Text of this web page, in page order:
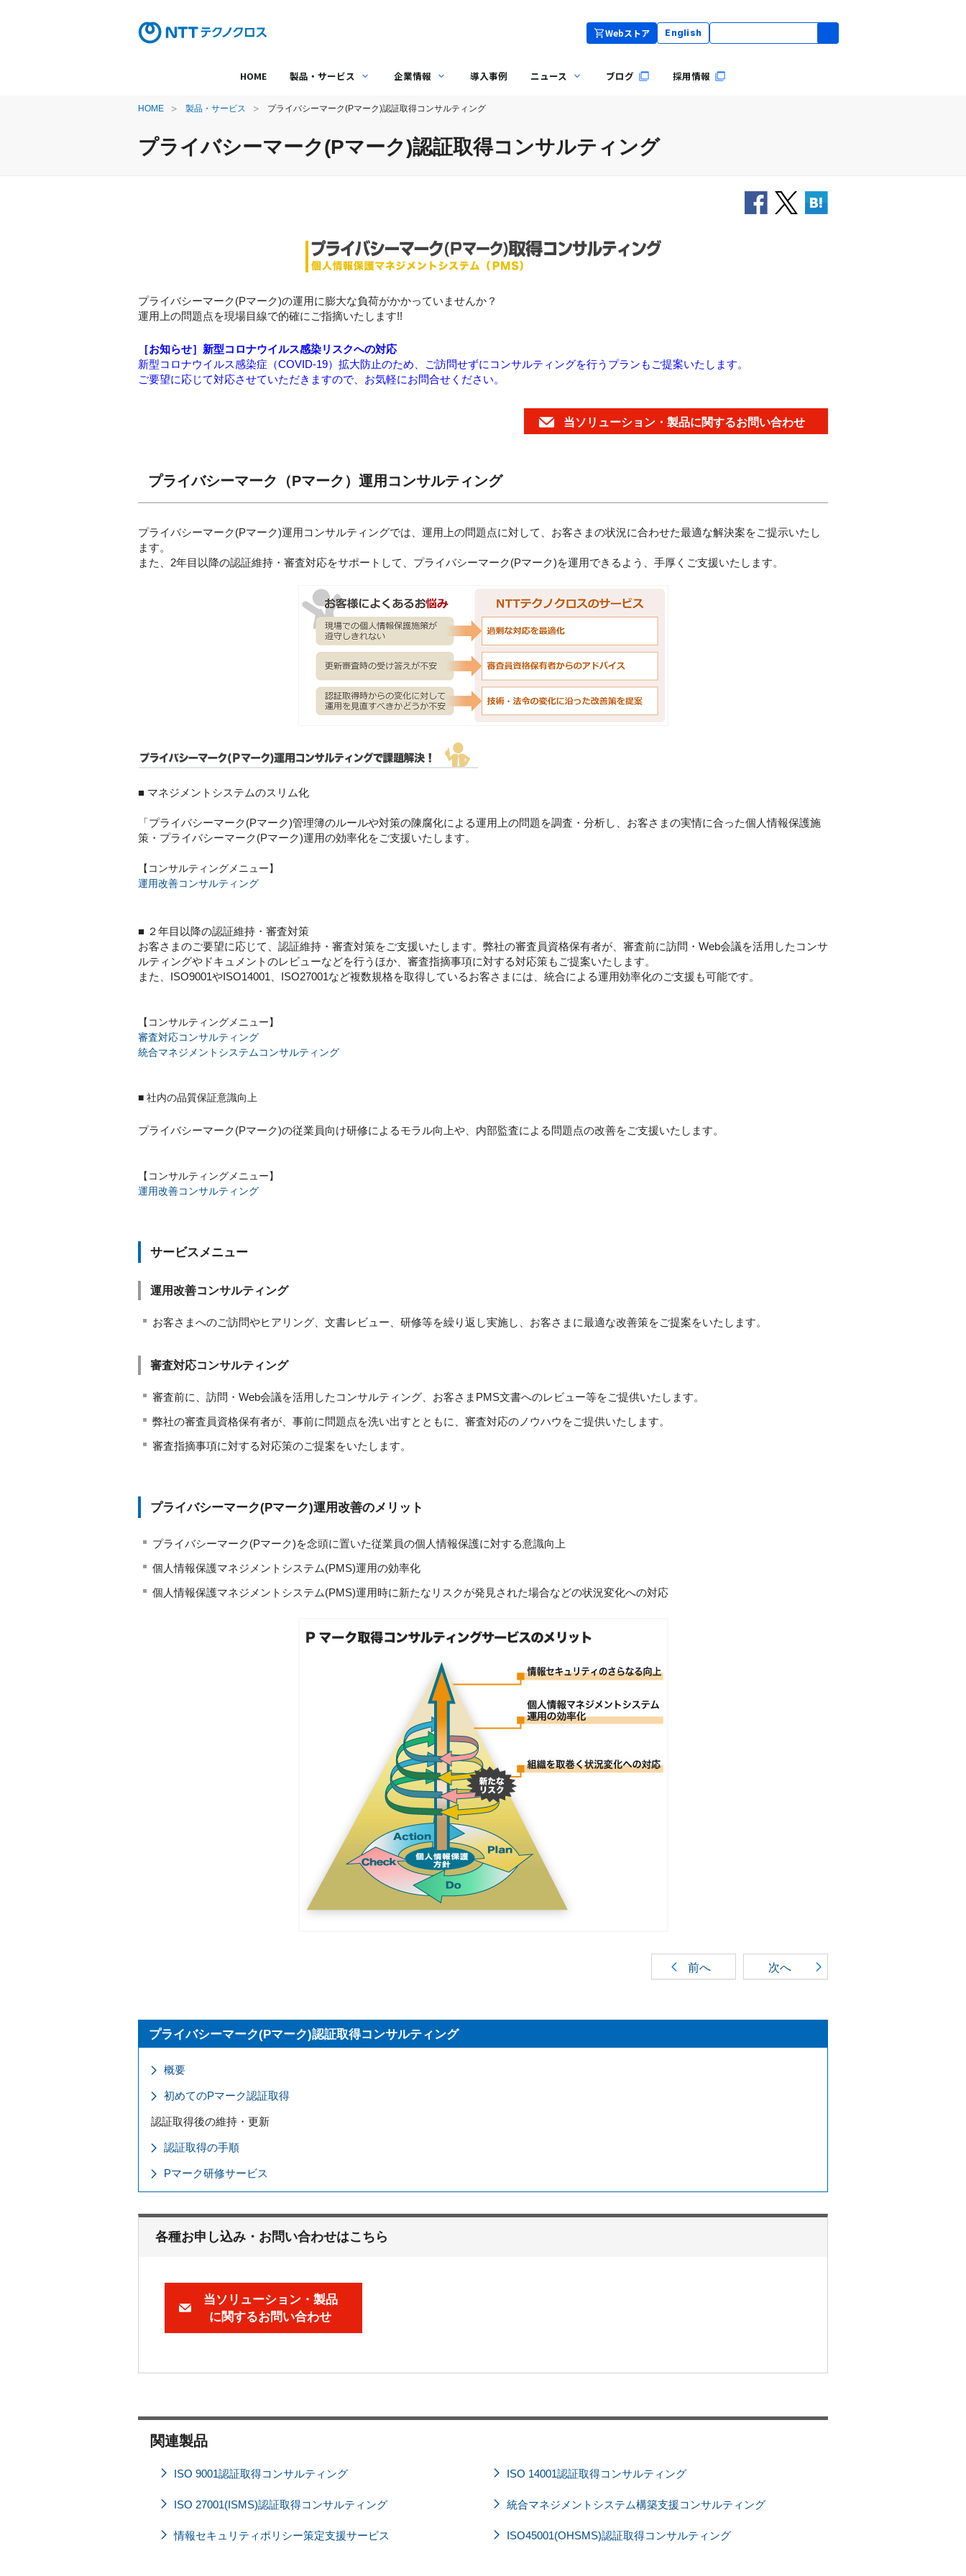
Webストア English
HOME 製品・サービス 企業情報 導入事例 ニュース ブログ 採用情報
HOME 製品・サービス プライバシーマーク(Pマーク)認証取得コンサルティング
プライバシーマーク(Pマーク)認証取得コンサルティング
プライバシーマーク(Pマーク)の運用に膨大な負荷がかかっていませんか？
運用上の問題点を現場目線で的確にご指摘いたします!!
［お知らせ］新型コロナウイルス感染リスクへの対応
新型コロナウイルス感染症（COVID-19）拡大防止のため、ご訪問せずにコンサルティングを行うプランもご提案いたします。
ご要望に応じて対応させていただきますので、お気軽にお問合せください。
当ソリューション・製品に関するお問い合わせ
プライバシーマーク（Pマーク）運用コンサルティング
プライバシーマーク(Pマーク)運用コンサルティングでは、運用上の問題点に対して、お客さまの状況に合わせた最適な解決案をご提示いたし
ます。
また、2年目以降の認証維持・審査対応をサポートして、プライバシーマーク(Pマーク)を運用できるよう、手厚くご支援いたします。
■ マネジメントシステムのスリム化
「プライバシーマーク(Pマーク)管理簿のルールや対策の陳腐化による運用上の問題を調査・分析し、お客さまの実情に合った個人情報保護施
策・プライバシーマーク(Pマーク)運用の効率化をご支援いたします。
【コンサルティングメニュー】
運用改善コンサルティング
■ ２年目以降の認証維持・審査対策
お客さまのご要望に応じて、認証維持・審査対策をご支援いたします。弊社の審査員資格保有者が、審査前に訪問・Web会議を活用したコンサ
ルティングやドキュメントのレビューなどを行うほか、審査指摘事項に対する対応策もご提案いたします。
また、ISO9001やISO14001、ISO27001など複数規格を取得しているお客さまには、統合による運用効率化のご支援も可能です。
【コンサルティングメニュー】
審査対応コンサルティング
統合マネジメントシステムコンサルティング
■ 社内の品質保証意識向上
プライバシーマーク(Pマーク)の従業員向け研修によるモラル向上や、内部監査による問題点の改善をご支援いたします。
【コンサルティングメニュー】
運用改善コンサルティング
サービスメニュー
運用改善コンサルティング
お客さまへのご訪問やヒアリング、文書レビュー、研修等を繰り返し実施し、お客さまに最適な改善策をご提案をいたします。
審査対応コンサルティング
審査前に、訪問・Web会議を活用したコンサルティング、お客さまPMS文書へのレビュー等をご提供いたします。
弊社の審査員資格保有者が、事前に問題点を洗い出すとともに、審査対応のノウハウをご提供いたします。
審査指摘事項に対する対応策のご提案をいたします。
プライバシーマーク(Pマーク)運用改善のメリット
プライバシーマーク(Pマーク)を念頭に置いた従業員の個人情報保護に対する意識向上
個人情報保護マネジメントシステム(PMS)運用の効率化
個人情報保護マネジメントシステム(PMS)運用時に新たなリスクが発見された場合などの状況変化への対応
前へ 次へ
プライバシーマーク(Pマーク)認証取得コンサルティング
概要
初めてのPマーク認証取得
認証取得後の維持・更新
認証取得の手順
Pマーク研修サービス
各種お申し込み・お問い合わせはこちら
当ソリューション・製品
に関するお問い合わせ
関連製品
ISO 9001認証取得コンサルティング ISO 14001認証取得コンサルティング
ISO 27001(ISMS)認証取得コンサルティング 統合マネジメントシステム構築支援コンサルティング
情報セキュリティポリシー策定支援サービス ISO45001(OHSMS)認証取得コンサルティング